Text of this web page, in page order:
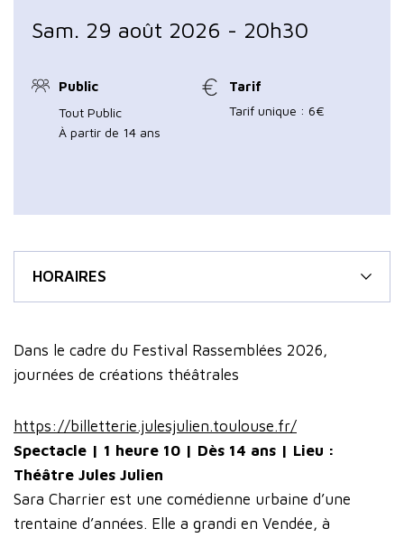
Sam. 29 août 2026 - 20h30
Public
Tout Public
À partir de 14 ans
Tarif
Tarif unique : 6€
HORAIRES
Dans le cadre du Festival Rassemblées 2026,
journées de créations théâtrales
https://billetterie.julesjulien.toulouse.fr/
Spectacle | 1 heure 10 | Dès 14 ans | Lieu :
Théâtre Jules Julien
Sara Charrier est une comédienne urbaine d’une
trentaine d’années. Elle a grandi en Vendée, à